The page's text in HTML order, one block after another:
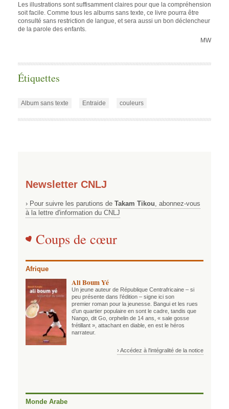
Les illustrations sont suffisamment claires pour que la compréhension
soit facile. Comme tous les albums sans texte, ce livre pourra être
consulté sans restriction de langue, et sera aussi un bon déclencheur
de la parole des enfants.
MW
Étiquettes
Album sans texte Entraide couleurs
Newsletter CNLJ
› Pour suivre les parutions de Takam Tikou , abonnez-vous
à la lettre d'information du CNLJ
Coups de cœur
Afrique
Ali Boum Yé
Un jeune auteur de République Centrafricaine – si
peu présente dans l’édition – signe ici son
premier roman pour la jeunesse. Bangui et les rues
d’un quartier populaire en sont le cadre, tandis que
Nango, dit Go, orphelin de 14 ans, « sale gosse
frétillant », attachant en diable, en est le héros
narrateur.
› Accédez à l'intégralité de la notice
Monde Arabe